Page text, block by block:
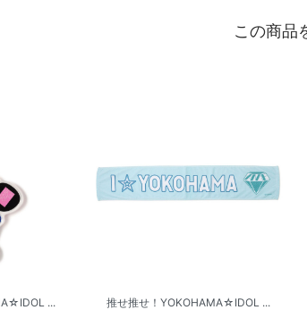
この商品
... 推せ推せ！YOKOHAMA☆IDOL ...